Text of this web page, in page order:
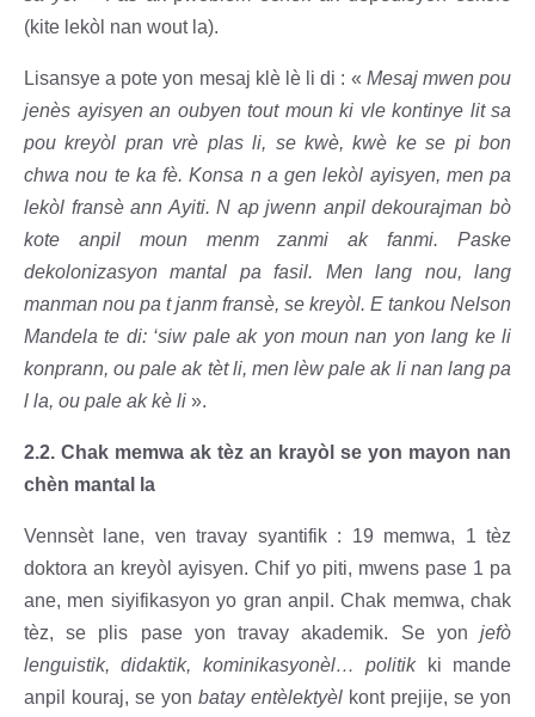
(kite lekòl nan wout la).
Lisansye a pote yon mesaj klè lè li di : « Mesaj mwen pou
jenès ayisyen an oubyen tout moun ki vle kontinye lit sa
pou kreyòl pran vrè plas li, se kwè, kwè ke se pi bon
chwa nou te ka fè. Konsa n a gen lekòl ayisyen, men pa
lekòl fransè ann Ayiti. N ap jwenn anpil dekourajman bò
kote anpil moun menm zanmi ak fanmi. Paske
dekolonizasyon mantal pa fasil. Men lang nou, lang
manman nou pa t janm fransè, se kreyòl. E tankou Nelson
Mandela te di: ‘siw pale ak yon moun nan yon lang ke li
konprann, ou pale ak tèt li, men lèw pale ak li nan lang pa
l la, ou pale ak kè li ».
2.2. Chak memwa ak tèz an krayòl se yon mayon nan
chèn mantal la
Vennsèt lane, ven travay syantifik : 19 memwa, 1 tèz
doktora an kreyòl ayisyen. Chif yo piti, mwens pase 1 pa
ane, men siyifikasyon yo gran anpil. Chak memwa, chak
tèz, se plis pase yon travay akademik. Se yon jefò
lenguistik, didaktik, kominikasyonèl… politikki mande
anpil kouraj, se yon batay entèlektyèl kont prejije, se yon